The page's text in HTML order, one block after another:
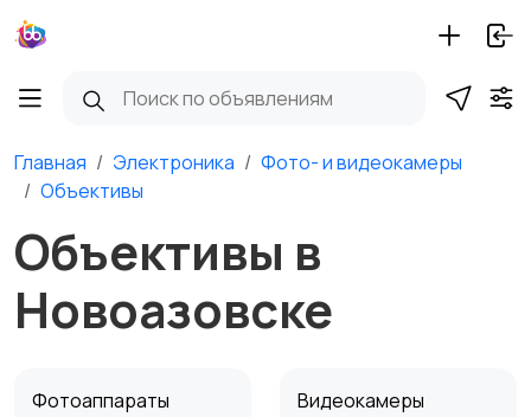
Главная Электроника
Фото- и видеокамеры
Объективы
Объективы в
Новоазовске
Фотоаппараты Видеокамеры